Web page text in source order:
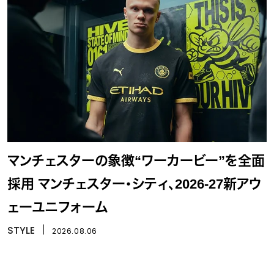
マンチェスターの象徴“ワーカービー”を全面
採用 マンチェスター・シティ、2026-27新アウ
ェーユニフォーム
STYLE 2026.08.06